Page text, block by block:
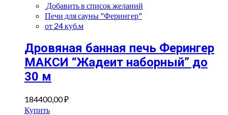
Добавить в список желаний
Печи для сауны "Ферингер"
от 24 куб.м
Дровяная банная печь Ферингер
МАКСИ “Жадеит наборный” до
30 м
184400,00₽
Купить